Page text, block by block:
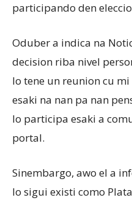
participando den
Oduber a indica na
decision riba nivel
lo tene un reunion cu
esaki na nan pa nan
lo participa esaki a
portal.
Sinembargo, awo el a
lo sigui existi como